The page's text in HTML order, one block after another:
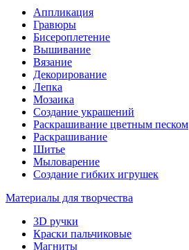
Аппликация
Гравюры
Бисероплетение
Вышивание
Вязание
Декорирование
Лепка
Мозаика
Создание украшений
Раскрашивание цветным песком
Раскрашивание
Шитье
Мыловарение
Создание гибких игрушек
Материалы для творчества
3D ручки
Краски пальчиковые
Магниты